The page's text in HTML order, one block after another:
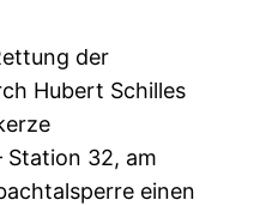
der
Hubert Schilles
Station 32, am
einen